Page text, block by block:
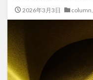
2026年3月3日 column,